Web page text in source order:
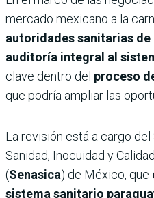
mercado mexicano a la
autoridades sanitarias
auditoría integral al
clave dentro del proceso
que podría ampliar las
La revisión está a cargo
Sanidad, Inocuidad y
(Senasica) de México, que
sistema sanitario